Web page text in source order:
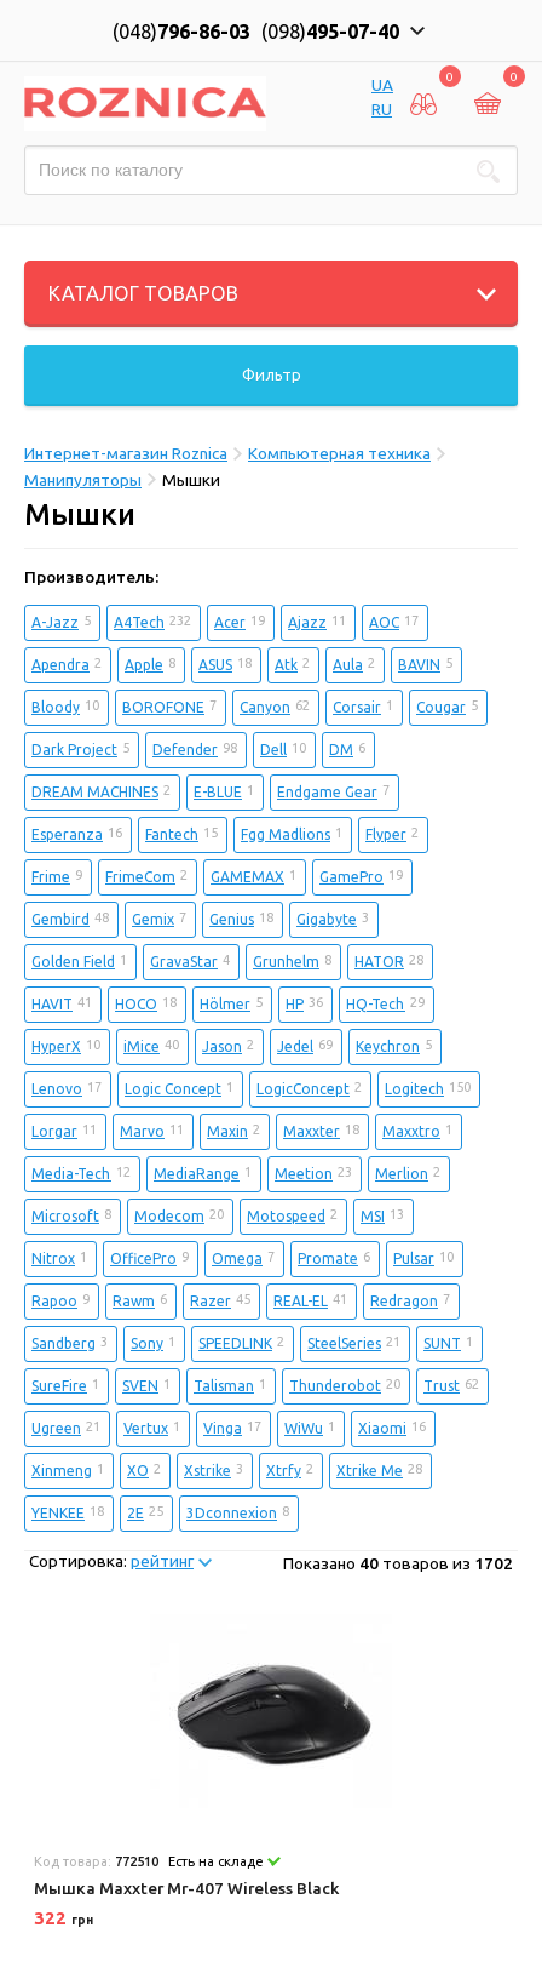
(048)796-86-03 (098)495-07-40
UA
RU
0 0
КАТАЛОГ ТОВАРОВ
Фильтр
Интернет-магазин Roznica
Компьютерная техника
Манипуляторы
Мышки
Мышки
Производитель:
A-Jazz 5 A4Tech 232 Acer 19 Ajazz 11 AOC 17
Apendra 2 Apple 8 ASUS 18 Atk 2 Aula 2 BAVIN 5
Bloody 10 BOROFONE 7 Canyon 62 Corsair 1 Cougar 5
Dark Project 5 Defender 98 Dell 10 DM 6
DREAM MACHINES 2 E-BLUE 1 Endgame Gear 7
Esperanza 16 Fantech 15 Fgg Madlions 1 Flyper 2
Frime 9 FrimeCom 2 GAMEMAX 1 GamePro 19
Gembird 48 Gemix 7 Genius 18 Gigabyte 3
Golden Field 1 GravaStar 4 Grunhelm 8 HATOR 28
HAVIT 41 HOCO 18 Hölmer 5 HP 36 HQ-Tech 29
HyperX 10 iMice 40 Jason 2 Jedel 69 Keychron 5
Lenovo 17 Logic Concept 1 LogicConcept 2 Logitech 150
Lorgar 11 Marvo 11 Maxin 2 Maxxter 18 Maxxtro 1
Media-Tech 12 MediaRange 1 Meetion 23 Merlion 2
Microsoft 8 Modecom 20 Motospeed 2 MSI 13
Nitrox 1 OfficePro 9 Omega 7 Promate 6 Pulsar 10
Rapoo 9 Rawm 6 Razer 45 REAL-EL 41 Redragon 7
Sandberg 3 Sony 1 SPEEDLINK 2 SteelSeries 21 SUNT 1
SureFire 1 SVEN 1 Talisman 1 Thunderobot 20 Trust 62
Ugreen 21 Vertux 1 Vinga 17 WiWu 1 Xiaomi 16
Xinmeng 1 XO 2 Xstrike 3 Xtrfy 2 Xtrike Me 28
YENKEE 18 2E 25 3Dconnexion 8
Сортировка: рейтинг Показано 40 товаров из 1702
Код товара: 772510 Есть на складе
Мышка Maxxter Mr-407 Wireless Black
322 грн